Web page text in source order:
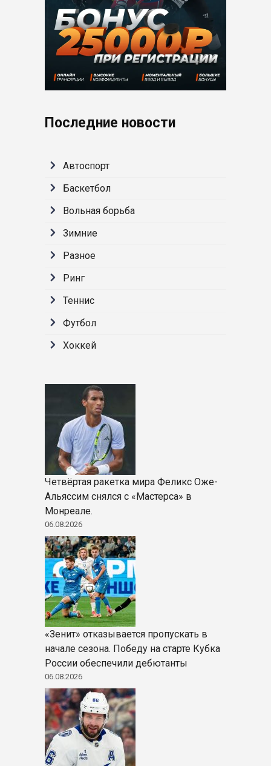
Последние новости
Автоспорт
Баскетбол
Вольная борьба
Зимние
Разное
Ринг
Теннис
Футбол
Хоккей
Четвёртая ракетка мира Феликс Оже-
Альяссим снялся с «Мастерса» в
Монреале.
06.08.2026
«Зенит» отказывается пропускать в
начале сезона. Победу на старте Кубка
России обеспечили дебютанты
06.08.2026